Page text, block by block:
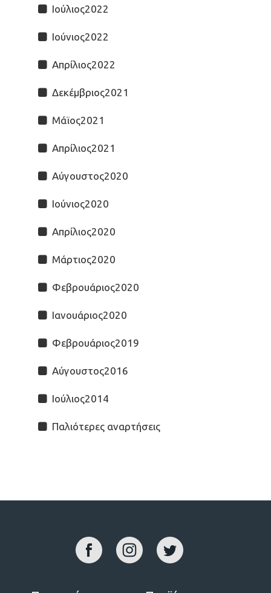
Ιούλιος2022
Ιούνιος2022
Απρίλιος2022
Δεκέμβριος2021
Μάϊος2021
Απρίλιος2021
Αύγουστος2020
Ιούνιος2020
Απρίλιος2020
Μάρτιος2020
Φεβρουάριος2020
Ιανουάριος2020
Φεβρουάριος2019
Αύγουστος2016
Ιούλιος2014
Παλιότερες αναρτήσεις